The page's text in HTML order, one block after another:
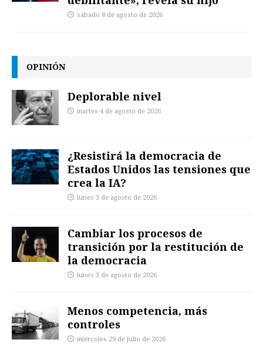
sábado 8 de agosto de 2026
OPINIÓN
Deplorable nivel
martes 4 de agosto de 2026
¿Resistirá la democracia de
Estados Unidos las tensiones que
crea la IA?
lunes 3 de agosto de 2026
Cambiar los procesos de
transición por la restitución de
la democracia
lunes 3 de agosto de 2026
Menos competencia, más
controles
miércoles 29 de julio de 2026